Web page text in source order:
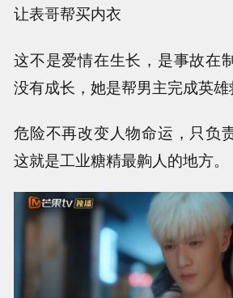
让表哥帮买内衣
这不是爱情在生长，是事故在
没有成长，她是帮男主完成英雄
危险不再改变人物命运，只负
这就是工业糖精最齁人的地方。